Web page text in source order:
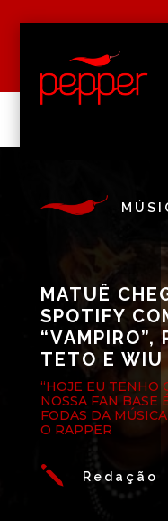
MATUÊ
SPOTIFY
“VAMPIRO”,
TETO E WIU
“HOJE EU TENHO
NOSSA FAN BASE
FODAS DA
O RAPPER
j Redação